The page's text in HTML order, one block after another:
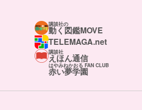
講談社の
動く図鑑MOVE
TELEMAGA.net
講談社
えほん通信
はやみねかおる FAN CLUB
赤い夢学園